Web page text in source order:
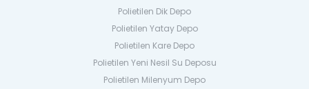
Polietilen Dik Depo
Polietilen Yatay Depo
Polietilen Kare Depo
Polietilen Yeni Nesil Su Deposu
Polietilen Milenyum Depo